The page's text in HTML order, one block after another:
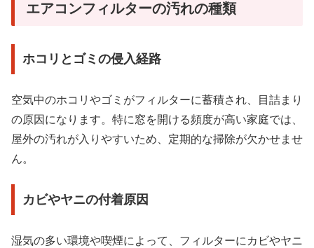
エアコンフィルターの汚れの種類
ホコリとゴミの侵入経路
空気中のホコリやゴミがフィルターに蓄積され、目詰まり
の原因になります。特に窓を開ける頻度が高い家庭では、
屋外の汚れが入りやすいため、定期的な掃除が欠かせませ
ん。
カビやヤニの付着原因
湿気の多い環境や喫煙によって、フィルターにカビやヤニ